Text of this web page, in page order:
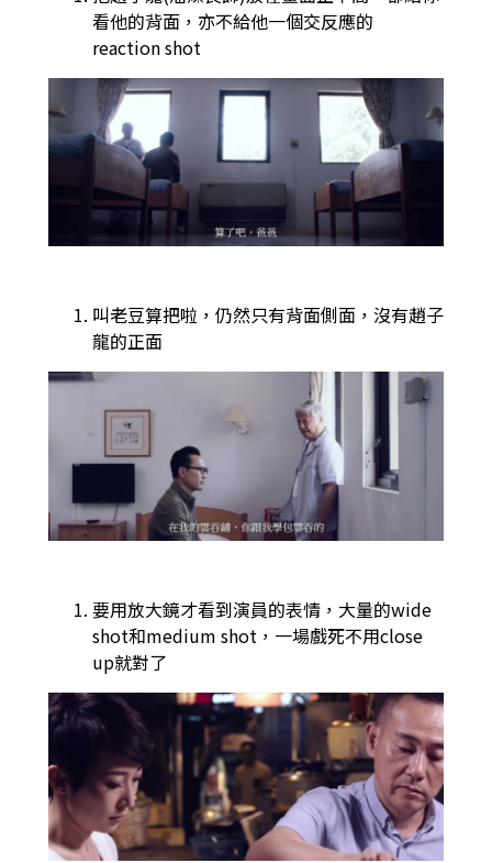
看他的背面，亦不給他一個交反應的
reaction shot
叫老豆算把啦，仍然只有背面側面，沒有趙子
龍的正面
要用放大鏡才看到演員的表情，大量的wide
shot和medium shot，一場戲死不用close
up就對了